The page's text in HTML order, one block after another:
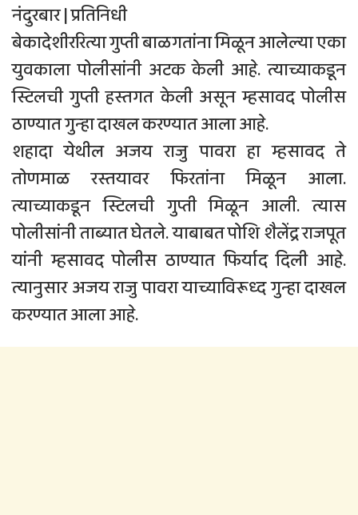
नंदुरबार | प्रतिनिधी
बेकादेशीररित्या गुप्ती बाळगतांना मिळून आलेल्या एका
युवकाला पोलीसांनी अटक केली आहे. त्याच्याकडून
स्टिलची गुप्ती हस्तगत केली असून म्हसावद पोलीस
ठाण्यात गुन्हा दाखल करण्यात आला आहे.
शहादा येथील अजय राजु पावरा हा म्हसावद ते
तोणमाळ रस्तयावर फिरतांना मिळून आला.
त्याच्याकडून स्टिलची गुप्ती मिळून आली. त्यास
पोलीसांनी ताब्यात घेतले. याबाबत पोशि शैलेंद्र राजपूत
यांनी म्हसावद पोलीस ठाण्यात फिर्याद दिली आहे.
त्यानुसार अजय राजु पावरा याच्याविरूध्द गुन्हा दाखल
करण्यात आला आहे.